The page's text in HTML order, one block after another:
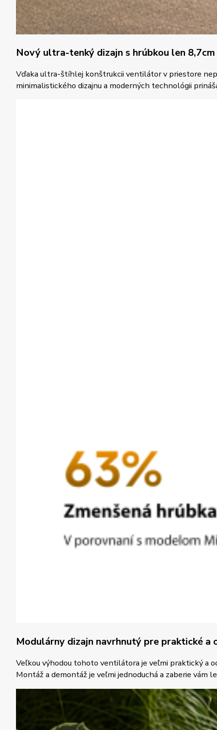
Nový ultra-tenký dizajn s hrúbkou len 8,7cm
Vďaka ultra-štíhlej konštrukcii ventilátor v priestore
minimalistického dizajnu a moderných technológii
Modulárny dizajn navrhnutý pre praktické a
Veľkou výhodou tohoto ventilátora je veľmi praktický a
Montáž a demontáž je veľmi jednoduchá a zaberie vám